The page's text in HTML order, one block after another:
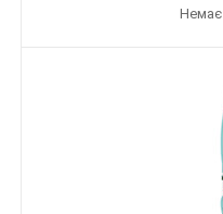
Немає